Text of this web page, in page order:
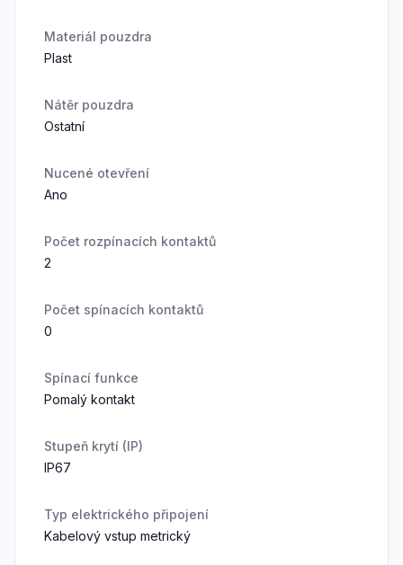
Materiál pouzdra
Plast
Nátěr pouzdra
Ostatní
Nucené otevření
Ano
Počet rozpínacích kontaktů
2
Počet spínacích kontaktů
0
Spínací funkce
Pomalý kontakt
Stupeň krytí (IP)
IP67
Typ elektrického připojení
Kabelový vstup metrický